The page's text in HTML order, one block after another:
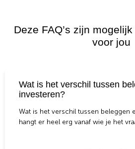
Deze FAQ’s zijn
voor jou
Wat is het verschil tussen
investeren?
Wat is het verschil tussen beleggen
hangt er heel erg vanaf wie je het